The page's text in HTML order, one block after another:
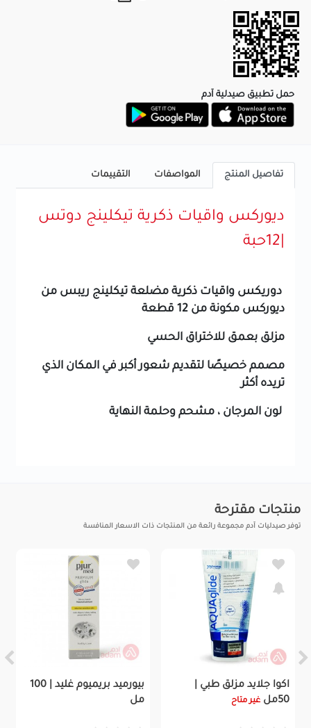
حمل تطبيق صيدلية آدم
تفاصيل المنتج المواصفات التقييمات
ديوركس واقيات ذكرية تيكلينج دوتس
دوريكس واقيات ذكرية مضلعة تيكلينج ريبس من
ديوركس مكونة من 12 قطعة
مزلق بعمق للاختراق الحسي
مصمم خصيصًا لتقديم شعور أكبر في المكان الذي
تريده أكثر
لون المرجان ، مشحم وحلمة النهاية
منتجات مقترحة
توفر صيدليات آدم مجموعة رائعة من المنتجات ذات الاسعار المنافسة
اكوا جلايد مزلق طبي |
50مل
غير متاح
بيورميد بريميوم غليد | 100
مل